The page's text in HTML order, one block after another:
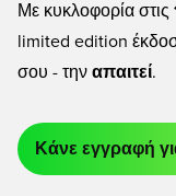
Με κυκλοφορία στις
limited edition
σου - την απαιτεί.
Κάνε εγγραφή